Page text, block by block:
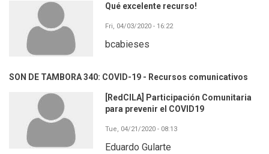
Qué excelente recurso!
Fri, 04/03/2020 - 16:22
bcabieses
SON DE TAMBORA 340: COVID-19 - Recursos comunicativos
[RedCILA] Participación Comunitaria
para prevenir el COVID19
Tue, 04/21/2020 - 08:13
Eduardo Gularte